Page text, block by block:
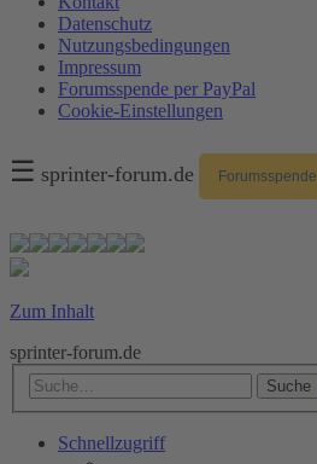
Datenschutz
Nutzungsbedingungen
Impressum
Forumsspende per PayPal
Cookie-Einstellungen
☰ sprinter-forum.de Forumsspende
Zum Inhalt
sprinter-forum.de
Suche
Schnellzugriff